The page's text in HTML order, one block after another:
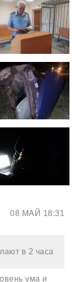
08 МАЙ 18:31
в 2 часа
ума и